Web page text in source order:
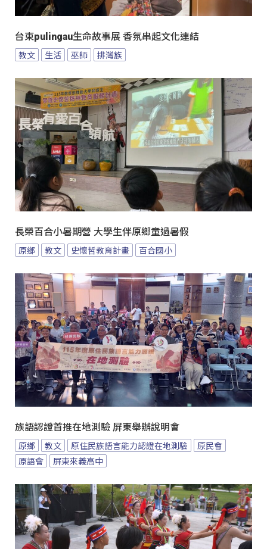
台東pulingau生命故事展 香氛串起文化連結
教文 生活 巫師 排灣族
長榮百合小暑期營 大學生伴原鄉童過暑假
原鄉 教文 史懷哲教育計畫 百合國小
族語認證首推在地測驗 屏東舉辦說明會
原鄉 教文 原住民族語言能力認證在地測驗
原民會
原語會
屏東來義高中